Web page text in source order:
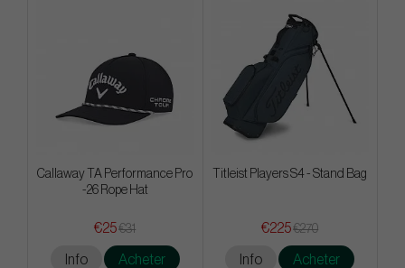
Callaway TA Performance Pro
-26 Rope Hat
€25€31
Info Acheter
Titleist Players S4 - Stand Bag
€225€270
Info Acheter